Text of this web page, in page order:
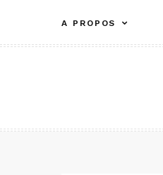
contenu
A PROPOS